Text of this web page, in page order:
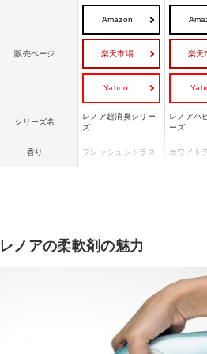
販売ページ
Amazon
楽天市場
Yahoo!
楽天
シリーズ名
レノア超消臭シリー
ズ
レノアハ
ーズ
香り フレッシュシトラス ホワイト
気になる方。
レノアの柔軟剤の魅力